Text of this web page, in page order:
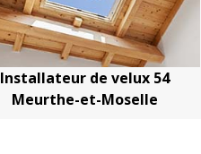
Devis changement de tuile 54
Meurthe-et-Moselle